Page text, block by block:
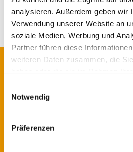
analysieren. Außerdem geben wir
Verwendung unserer Website an
soziale Medien, Werbung und
Partner führen diese
weiteren Daten zusammen, die
Notwendig
Präferenzen
machen.
LOGO